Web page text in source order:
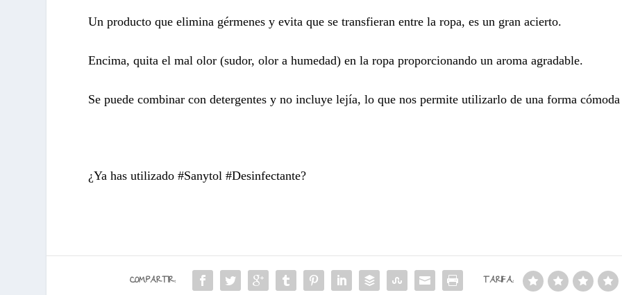
Un producto que elimina gérmenes y evita que se transfieran entre la ropa, es un gran acierto.
Encima, quita el mal olor (sudor, olor a humedad) en la ropa proporcionando un aroma agradable.
Se puede combinar con detergentes y no incluye lejía, lo que nos permite utilizarlo de una forma
¿Ya has utilizado #Sanytol #Desinfectante?
COMPARTIR: TARIFA: